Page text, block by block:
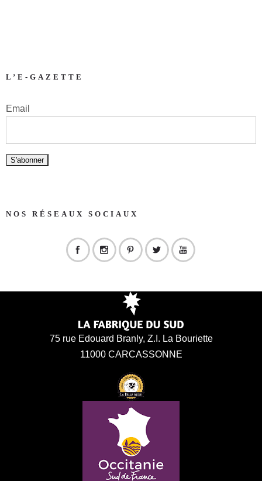
L’E-GAZETTE
Email
NOS RÉSEAUX SOCIAUX
75 rue Edouard Branly, Z.I. La Bouriette
11000 CARCASSONNE